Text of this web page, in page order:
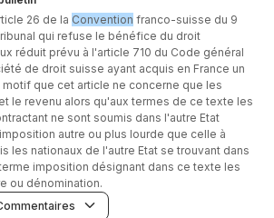
26 de la Convention franco-suisse du 9
qui refuse le bénéfice du droit
réduit prévu à l'article 710 du Code général
de droit suisse ayant acquis en France un
motif que cet article ne concerne que les
le revenu alors qu'aux termes de ce texte les
ne sont soumis dans l'autre Etat
autre ou plus lourde que celle à
les nationaux de l'autre Etat se trouvant dans
imposition désignant dans ce texte les
ou dénomination.